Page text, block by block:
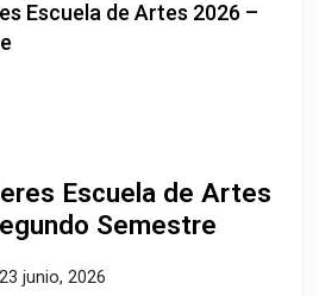
Escuela de Artes
Semestre
23 junio, 2026